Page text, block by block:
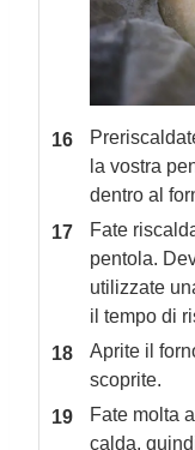
la vostra
dentro al
Fate
pentola.
utilizzate
il tempo di
Aprite il
scoprite.
Fate molta
calda,